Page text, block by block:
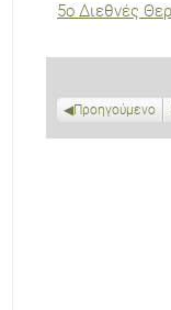
5ο Διεθνές
Προηγούμενο